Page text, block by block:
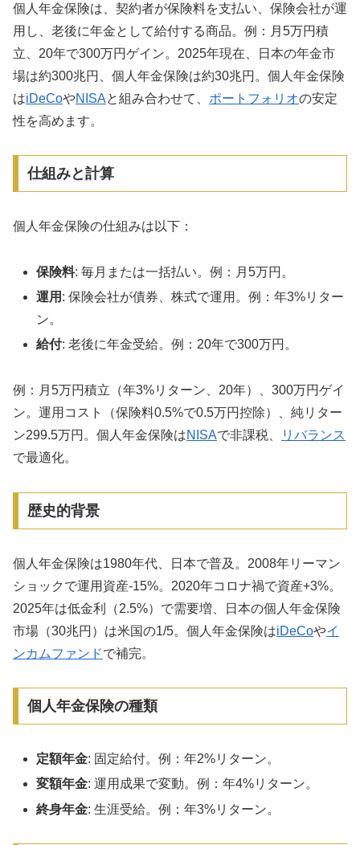
個人年金保険は、契約者が保険料を支払い、保険会社が運
用し、老後に年金として給付する商品。例：月5万円積
立、20年で300万円ゲイン。2025年現在、日本の年金市
場は約300兆円、個人年金保険は約30兆円。個人年金保険
はiDeCoやNISAと組み合わせて、 ポートフォリオの安定
性を高めます。
仕組みと計算
個人年金保険の仕組みは以下：
保険料: 毎月または一括払い。例：月5万円。
運用 : 保険会社が債券、株式で運用。例：年3%リター
ン。
給付: 老後に年金受給。例：20年で300万円。
例：月5万円積立（年3%リターン、20年）、300万円ゲイ
ン。運用コスト（保険料0.5%で0.5万円控除）、純リター
ン299.5万円。個人年金保険はNISAで非課税、
リバランス
で最適化。
歴史的背景
個人年金保険は1980年代、日本で普及。2008年リーマン
ショックで運用資産-15%。2020年コロナ禍で資産+3%。
2025年は低金利（2.5%）で需要増、日本の個人年金保険
市場（30兆円）は米国の1/5。個人年金保険はiDeCoやイ
ンカムファンドで補完。
個人年金保険の種類
定額年金: 固定給付。例：年2%リターン。
変額年金: 運用成果で変動。例：年4%リターン。
終身年金: 生涯受給。例：年3%リターン。